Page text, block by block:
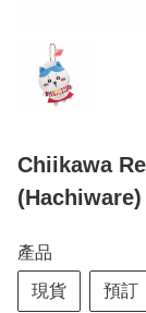
Chiikawa
(Hachiware)
產品
現貨 預訂